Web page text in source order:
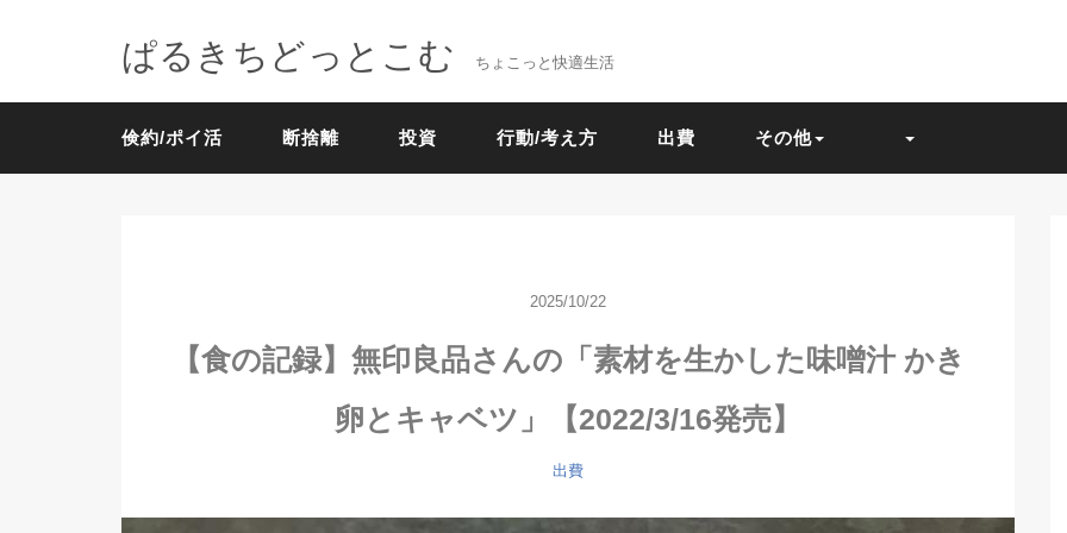
ぱるきちどっとこむ ちょこっと快適生活
倹約/ポイ活 断捨離 投資 行動/考え方 出費 その他
2025/10/22
【食の記録】無印良品さんの「素材を生かした味噌汁 かき
卵とキャベツ」【2022/3/16発売】
出費